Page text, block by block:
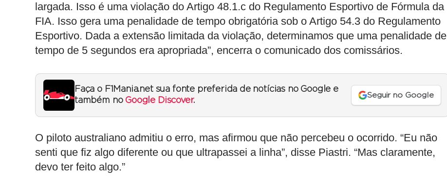
largada. Isso é uma violação do Artigo 48.1.c do Regulamento Esportivo de Fórmula da
FIA. Isso gera uma penalidade de tempo obrigatória sob o Artigo 54.3 do Regulamento
Esportivo. Dada a extensão limitada da violação, determinamos que uma penalidade de
tempo de 5 segundos era apropriada”, encerra o comunicado dos comissários.
Faça o F1Mania.net sua fonte preferida de notícias no Google e
também no Google Discover.
Seguir no Google
O piloto australiano admitiu o erro, mas afirmou que não percebeu o ocorrido. “Eu não
senti que fiz algo diferente ou que ultrapassei a linha”, disse Piastri. “Mas claramente,
devo ter feito algo.”